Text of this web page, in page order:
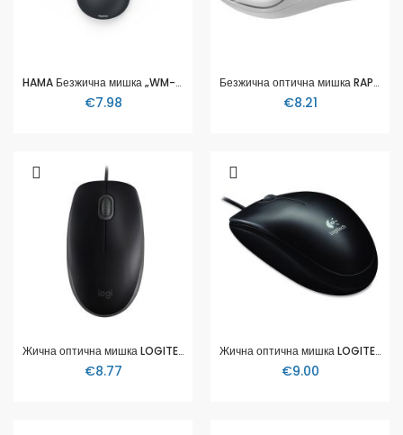
HAMA Безжична мишка „WM-200“, оптична, 4 бутона, тиха, черна
€7.98
Безжична оптична мишка RAPOO 1680, Тиха, 2.4Ghz, Бяла
€8.21
Жична оптична мишка LOGITECH B110
€8.77
Жична оптична мишка LOGITECH B100
€9.00